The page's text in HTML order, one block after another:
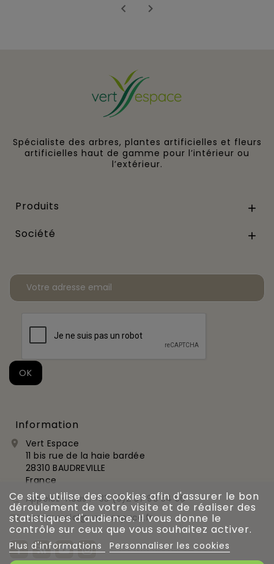
 
Spécialiste des arbres, plantes artificielles et fleurs
artificielles haut de gamme pour l’intérieur ou
l’extérieur.
Produits 
Société 
Information

Vert Espace
11 bis rue de la haie bardée
28310 BAUDREVILLE
France
 Appelez-nous :+33 (0)2 37 99 54 56
 commercial@vert-espace.fr
Ce site utilise des cookies afin d'assurer le bon
déroulement de votre visite et de réaliser des
statistiques d'audience. Il vous donne le
contrôle sur ceux que vous souhaitez activer.
Plus d'informations Personnaliser les cookies